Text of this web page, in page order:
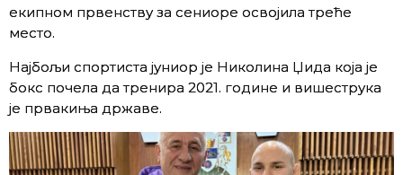
екипном првенству за сениоре освојила треће
место.
Најбољи спортиста јуниор је Николина Џида која је
бокс почела да тренира 2021. године и вишеструка
је првакиња државе.